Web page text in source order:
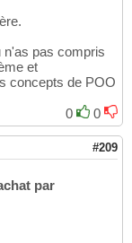
n'as pas compris
et
concepts de POO
0
0
#209
par